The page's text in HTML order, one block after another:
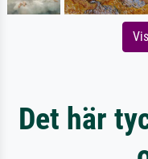
Det här